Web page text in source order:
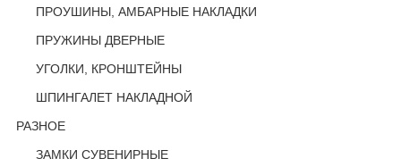
ПРОУШИНЫ, АМБАРНЫЕ НАКЛАДКИ
ПРУЖИНЫ ДВЕРНЫЕ
УГОЛКИ, КРОНШТЕЙНЫ
ШПИНГАЛЕТ НАКЛАДНОЙ
РАЗНОЕ
ЗАМКИ СУВЕНИРНЫЕ